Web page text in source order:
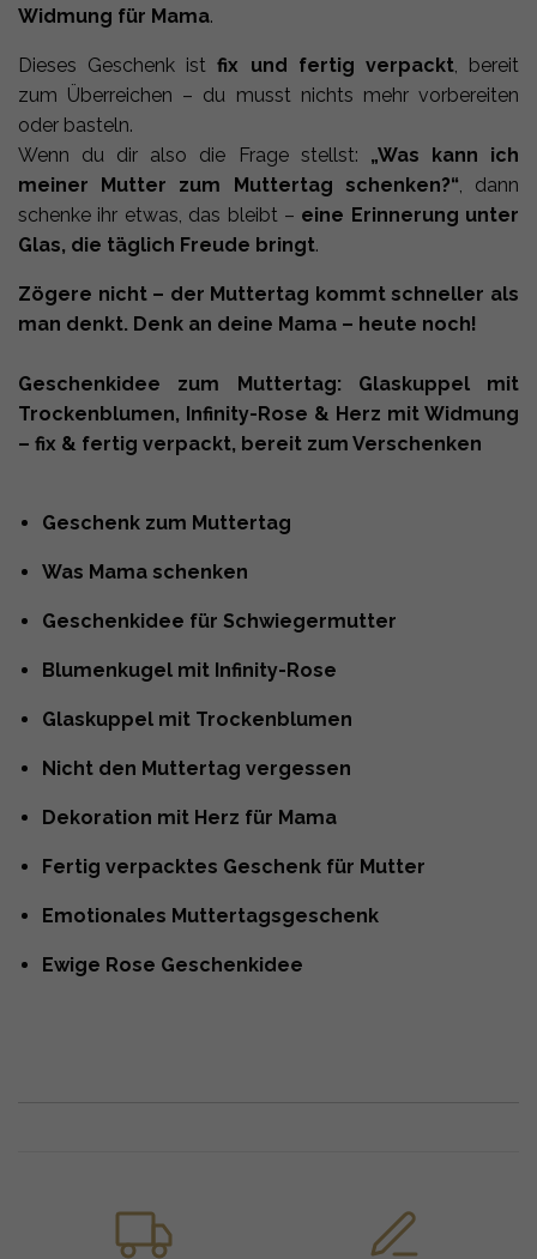
Widmung für Mama.
Dieses Geschenk istfix und fertig verpackt, bereit
zum Überreichen – du musst nichts mehr vorbereiten
oder basteln.
Wenn du dir also die Frage stellst: „Was kann ich
meiner Mutter zum Muttertag schenken?“, dann
schenke ihr etwas, das bleibt – eine Erinnerung unter
Glas, die täglich Freude bringt.
Zögere nicht – der Muttertag kommt schneller als
man denkt. Denk an deine Mama – heute noch!
Geschenkidee zum Muttertag: Glaskuppel mit
Trockenblumen, Infinity-Rose & Herz mit Widmung
– fix & fertig verpackt, bereit zum Verschenken
Geschenk zum Muttertag
Was Mama schenken
Geschenkidee für Schwiegermutter
Blumenkugel mit Infinity-Rose
Glaskuppel mit Trockenblumen
Nicht den Muttertag vergessen
Dekoration mit Herz für Mama
Fertig verpacktes Geschenk für Mutter
Emotionales Muttertagsgeschenk
Ewige Rose Geschenkidee